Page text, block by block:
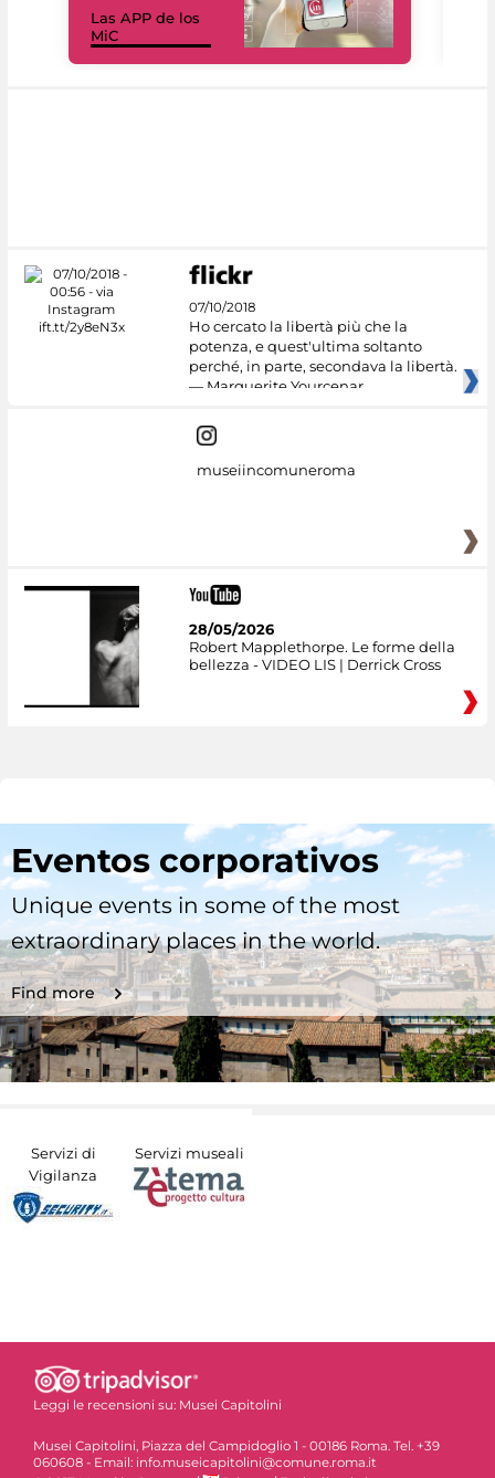
Las APP de los
MiC
07/10/2018
Ho cercato la libertà più che la
potenza, e quest'ultima soltanto
perché, in parte, secondava la libertà.
— Marguerite Yourcenar
museiincomuneroma
28/05/2026
Robert Mapplethorpe. Le forme della
bellezza - VIDEO LIS | Derrick Cross
Eventos corporativos
Unique events in some of the most
extraordinary places in the world.
Find more
Servizi di
Vigilanza
Servizi museali
Leggi le recensioni su: Musei Capitolini
Musei Capitolini, Piazza del Campidoglio 1 - 00186 Roma. Tel. +39
060608 - Email: info.museicapitolini@comune.roma.it